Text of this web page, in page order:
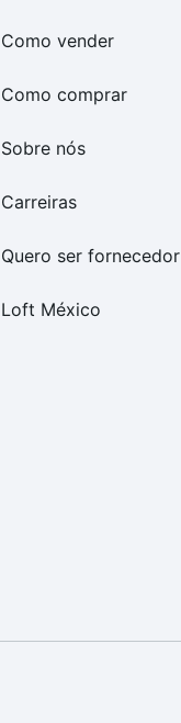
Como vender
Como comprar
Sobre nós
Carreiras
Quero ser fornecedor
Loft México